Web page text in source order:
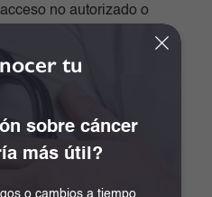
no autorizado o
que se suministre a
sea veraz,
comprobable y
tu
sobre cáncer
más útil?
o cambios a tiempo